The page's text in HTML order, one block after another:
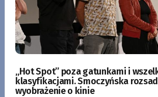
„Hot Spot” poza gatunkami i
klasyfikacjami. Smoczyńska
wyobrażenie o kinie